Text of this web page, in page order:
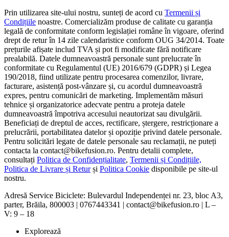
Prin utilizarea site-ului nostru, sunteți de acord cu Termenii și
Condițiile noastre. Comercializăm produse de calitate cu garanția
legală de conformitate conform legislației române în vigoare, oferind
drept de retur în 14 zile calendaristice conform OUG 34/2014. Toate
prețurile afișate includ TVA și pot fi modificate fără notificare
prealabilă. Datele dumneavoastră personale sunt prelucrate în
conformitate cu Regulamentul (UE) 2016/679 (GDPR) și Legea
190/2018, fiind utilizate pentru procesarea comenzilor, livrare,
facturare, asistență post-vânzare și, cu acordul dumneavoastră
expres, pentru comunicări de marketing. Implementăm măsuri
tehnice și organizatorice adecvate pentru a proteja datele
dumneavoastră împotriva accesului neautorizat sau divulgării.
Beneficiați de dreptul de acces, rectificare, ștergere, restricționare a
prelucrării, portabilitatea datelor și opoziție privind datele personale.
Pentru solicitări legate de datele personale sau reclamații, ne puteți
contacta la contact@bikefusion.ro. Pentru detalii complete,
consultați Politica de Confidențialitate, Termenii și Condițiile,
Politica de Livrare și Returși Politica Cookie disponibile pe site-ul
nostru.
Adresă Service Biciclete: Bulevardul Independenței nr. 23, bloc A3,
parter, Brăila, 800003 | 0767443341 | contact@bikefusion.ro | L –
V: 9 – 18
Explorează